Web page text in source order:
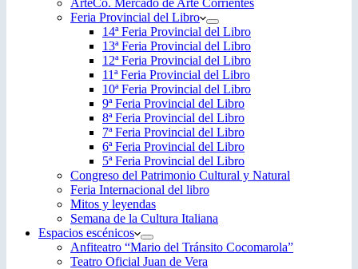
ArteCo. Mercado de Arte Corrientes
Feria Provincial del Libro
14ª Feria Provincial del Libro
13ª Feria Provincial del Libro
12ª Feria Provincial del Libro
11ª Feria Provincial del Libro
10ª Feria Provincial del Libro
9ª Feria Provincial del Libro
8ª Feria Provincial del Libro
7ª Feria Provincial del Libro
6ª Feria Provincial del Libro
5ª Feria Provincial del Libro
Congreso del Patrimonio Cultural y Natural
Feria Internacional del libro
Mitos y leyendas
Semana de la Cultura Italiana
Espacios escénicos
Anfiteatro “Mario del Tránsito Cocomarola”
Teatro Oficial Juan de Vera